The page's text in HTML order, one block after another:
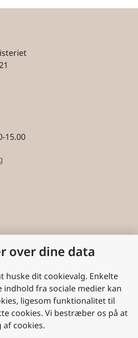
15.00
over dine data
huske dit cookievalg. Enkelte
indhold fra sociale medier kan
ligesom funktionalitet til
cookies. Vi bestræber os på at
cookies.